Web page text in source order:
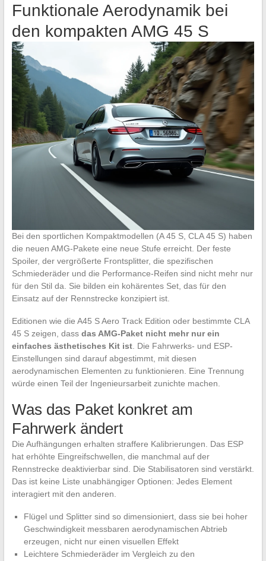
Funktionale Aerodynamik bei
den kompakten AMG 45 S
Bei den sportlichen Kompaktmodellen (A 45 S, CLA 45 S) haben
die neuen AMG-Pakete eine neue Stufe erreicht. Der feste
Spoiler, der vergrößerte Frontsplitter, die spezifischen
Schmiederäder und die Performance-Reifen sind nicht mehr nur
für den Stil da. Sie bilden ein kohärentes Set, das für den
Einsatz auf der Rennstrecke konzipiert ist.
Editionen wie die A45 S Aero Track Edition oder bestimmte CLA
45 S zeigen, dass das AMG-Paket nicht mehr nur ein
einfaches ästhetisches Kit ist. Die Fahrwerks- und ESP-
Einstellungen sind darauf abgestimmt, mit diesen
aerodynamischen Elementen zu funktionieren. Eine Trennung
würde einen Teil der Ingenieursarbeit zunichte machen.
Was das Paket konkret am
Fahrwerk ändert
Die Aufhängungen erhalten straffere Kalibrierungen. Das ESP
hat erhöhte Eingreifschwellen, die manchmal auf der
Rennstrecke deaktivierbar sind. Die Stabilisatoren sind verstärkt.
Das ist keine Liste unabhängiger Optionen: Jedes Element
interagiert mit den anderen.
Flügel und Splitter sind so dimensioniert, dass sie bei hoher
Geschwindigkeit messbaren aerodynamischen Abtrieb
erzeugen, nicht nur einen visuellen Effekt
Leichtere Schmiederäder im Vergleich zu den